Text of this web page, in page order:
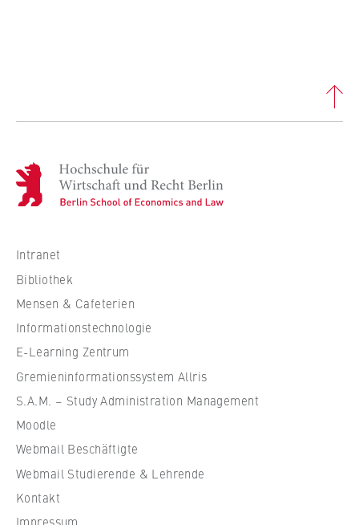
H
o
c
s
c
u
l
e
f
i
r
t
Intranet
Bibliothek
Mensen & Cafeterien
Informationstechnologie
E-Learning Zentrum
Gremieninformationssystem Allris
S.A.M. – Study Administration Management
Moodle
Webmail Beschäftigte
Webmail Studierende & Lehrende
Kontakt
Impressum